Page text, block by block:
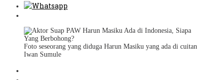
Foto seseorang yang diduga Harun Masiku yang ada di cuitan
Iwan Sumule